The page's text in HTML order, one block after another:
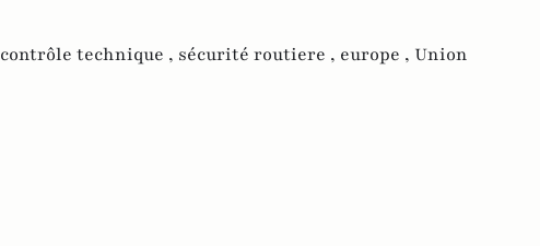
contrôle technique , sécurité routiere , europe , Union